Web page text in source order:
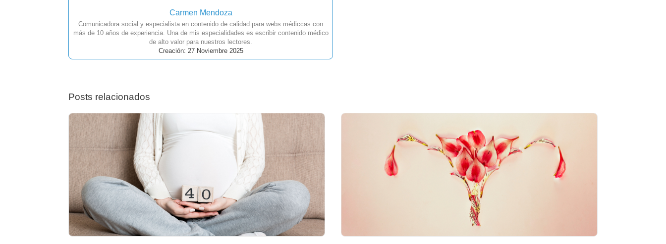
Carmen Mendoza
Comunicadora social y especialista en contenido de calidad para webs médiccas con
más de 10 años de experiencia. Una de mis especialidades es escribir contenido médico
de alto valor para nuestros lectores.
Creación: 27 Noviembre 2025
Posts relacionados